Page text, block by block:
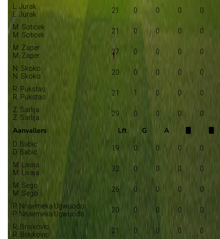
L. Jurak
L. Jurak
21 0 0 0 0
M. Soticek
M. Soticek
21 0 0 0 0
M. Zaper
M. Zaper
27 0 0 0 0
N. Skoko
N. Skoko
20 0 0 0 0
R. Pukstas
R. Pukstas
21 1 0 0 0
Z. Sarlija
Z. Sarlija
29 0 0 0 0
Aanvallers Lft G A
D. Babic
D. Babic
19 0 0 0 0
M. Livaja
M. Livaja
32 0 0 0 0
M. Sego
M. Sego
26 0 0 0 0
P. Nnaemeka Ugwuodo
P. Nnaemeka Ugwuodo
20 0 0 0 0
R. Brajkovic
R. Brajkovic
21 0 0 0 0